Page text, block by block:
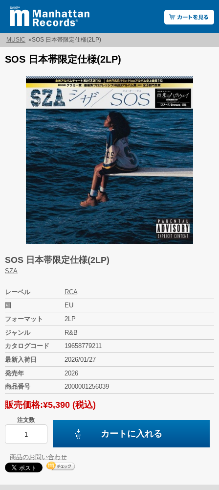
MUSIC »SOS 日本帯限定仕様(2LP)
SOS 日本帯限定仕様(2LP)
SOS 日本帯限定仕様(2LP)
SZA
レーベル
RCA
国
EU
フォーマット
2LP
ジャンル
R&B
カタログコード
19658779211
最新入荷日
2026/01/27
発売年
2026
商品番号
2000001256039
販売価格:¥5,390 (税込)
注文数
カートに入れる
商品のお問い合わせ